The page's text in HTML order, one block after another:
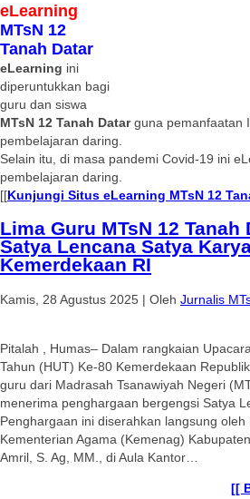
eLearning
MTsN 12
Tanah Datar
eLearning ini
diperuntukkan bagi
guru dan siswa
MTsN 12 Tanah Datarguna pemanfaatan
pembelajaran daring.
Selain itu, di masa pandemi Covid-19 ini
pembelajaran daring.
[[Kunjungi Situs eLearning MTsN 12
Lima Guru MTsN 12 Tanah
Satya Lencana Satya
Kemerdekaan RI
Kamis, 28 Agustus 2025 | Oleh Jurnalis
Pitalah , Humas– Dalam rangkaian
Tahun (HUT) Ke-80 Kemerdekaan
guru dari Madrasah Tsanawiyah Negeri
menerima penghargaan bergengsi Satya
Penghargaan ini diserahkan langsung oleh
Kementerian Agama (Kemenag)
Amril, S. Ag, MM., di Aula Kantor…
[[